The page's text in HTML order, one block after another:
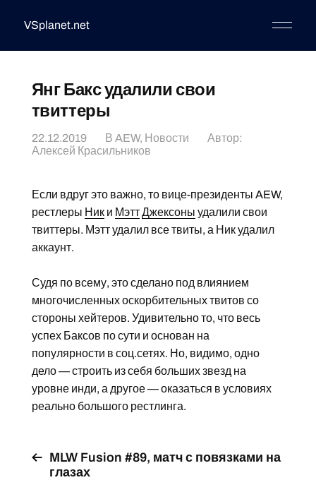
VSplanet.net
Янг Бакс удалили свои
твиттеры
22.12.2019 В AEW, Новости
Автор:
Алексей Красильников
Если вдруг это важно, то вице-президенты AEW,
рестлеры Ники МэттДжексоны удалили свои
твиттеры. Мэтт удалил все твиты, а Ник удалил
аккаунт.
Судя по всему, это сделано под влиянием
многочисленных оскорбительных твитов со
стороны хейтеров. Удивительно то, что весь
успех Баксов по сути и основан на
популярности в соц.сетях. Но, видимо, одно
дело — строить из себя больших звезд на
уровне инди, а другое — оказаться в условиях
реально большого рестлинга.
MLW Fusion #89, матч с повязками на
глазах